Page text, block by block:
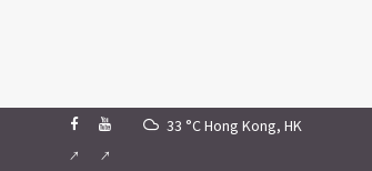
33 °CHong Kong, HK